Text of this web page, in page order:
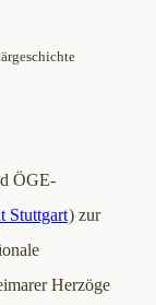
ÖGE-
Stuttgart) zur
Herzöge